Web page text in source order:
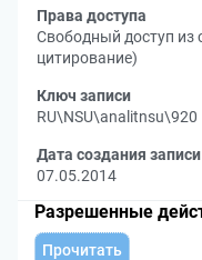
Права доступа
Свободный доступ из
цитирование)
Ключ записи
RU\NSU\analitnsu\920
Дата создания записи
07.05.2014
Разрешенные
Прочитать